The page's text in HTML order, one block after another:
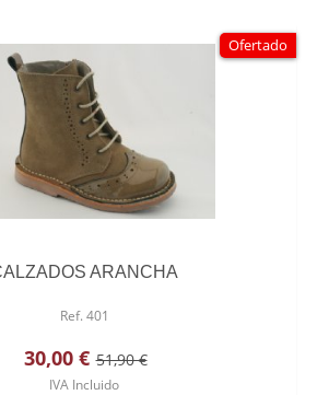
Ofertado
ARANCHA
Ref. 401
30,00 € 51,90 €
IVA Incluido